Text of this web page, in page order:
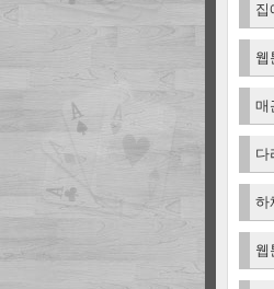
집
웹
매
다
하
웹